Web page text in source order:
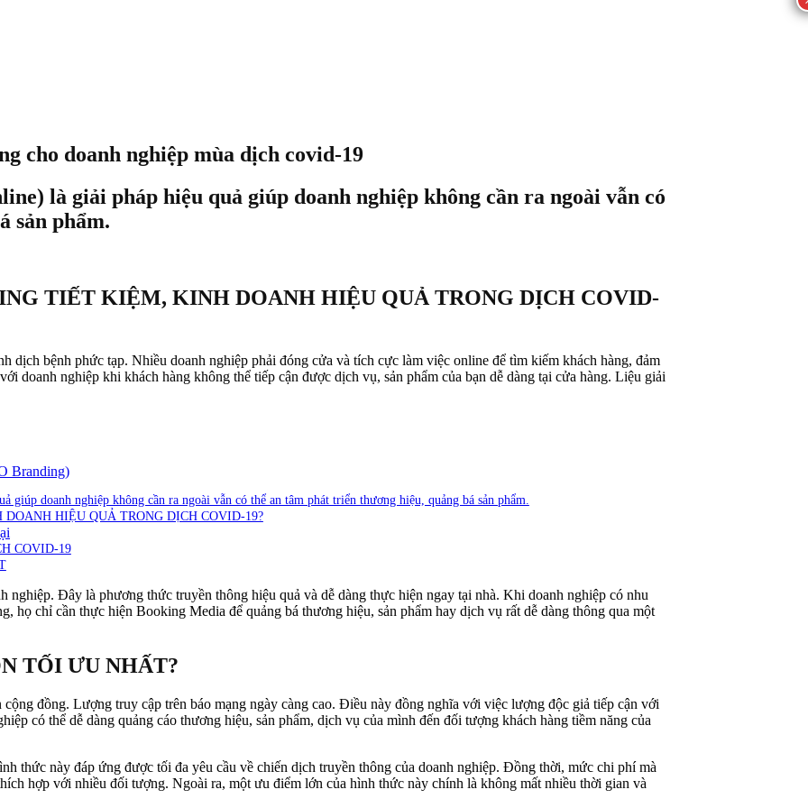
Branding)
cho doanh nghiệp mùa dịch covid-19
là giải pháp hiệu quả giúp doanh nghiệp không cần ra ngoài vẫn có
sản phẩm.
TIẾT KIỆM, KINH DOANH HIỆU QUẢ TRONG DỊCH COVID-
dịch bệnh phức tạp. Nhiều doanh nghiệp phải đóng cửa và tích cực làm việc online để tìm kiếm khách hàng, đảm
doanh nghiệp khi khách hàng không thể tiếp cận được dịch vụ, sản phẩm của bạn dễ dàng tại cửa hàng. Liệu giải
doanh nghiệp không cần ra ngoài vẫn có thể an tâm phát triển thương hiệu, quảng bá sản phẩm.
HIỆU QUẢ TRONG DỊCH COVID-19?
COVID-19
Đây là phương thức truyền thông hiệu quả và dễ dàng thực hiện ngay tại nhà. Khi doanh nghiệp có nhu
họ chỉ cần thực hiện Booking Media để quảng bá thương hiệu, sản phẩm hay dịch vụ rất dễ dàng thông qua một
TỐI ƯU NHẤT?
đồng. Lượng truy cập trên báo mạng ngày càng cao. Điều này đồng nghĩa với việc lượng độc giả tiếp cận với
có thể dễ dàng quảng cáo thương hiệu, sản phẩm, dịch vụ của mình đến đối tượng khách hàng tiềm năng của
thức này đáp ứng được tối đa yêu cầu về chiến dịch truyền thông của doanh nghiệp. Đồng thời, mức chi phí mà
hợp với nhiều đối tượng. Ngoài ra, một ưu điểm lớn của hình thức này chính là không mất nhiều thời gian và